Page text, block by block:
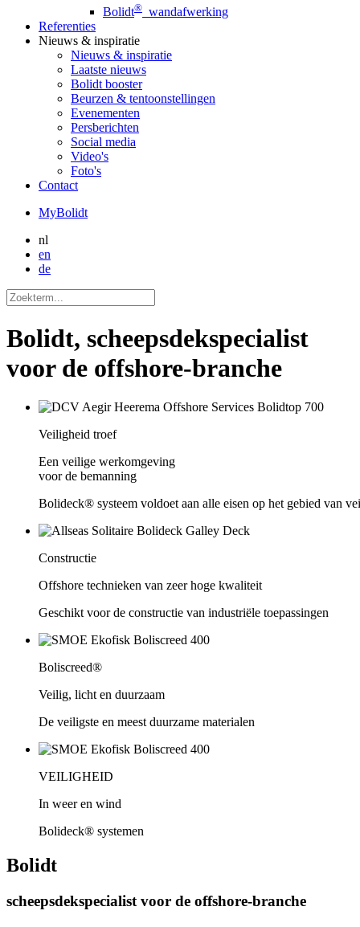
Bolidt® wandafwerking
Referenties
Nieuws & inspiratie
Nieuws & inspiratie
Laatste nieuws
Bolidt booster
Beurzen & tentoonstellingen
Evenementen
Persberichten
Social media
Video's
Foto's
Contact
MyBolidt
nl
en
de
Bolidt, scheepsdekspecialist
voor de offshore-branche
Veiligheid troef
Een veilige werkomgeving
voor de bemanning
Bolideck® systeem voldoet aan alle eisen op het gebied van
Constructie
Offshore technieken van zeer hoge kwaliteit
Geschikt voor de constructie van industriële toepassingen
Boliscreed®
Veilig, licht en duurzaam
De veiligste en meest duurzame materialen
VEILIGHEID
In weer en wind
Bolideck® systemen
Bolidt
scheepsdekspecialist voor de offshore-branche